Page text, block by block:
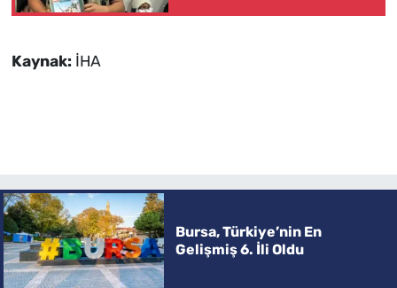
Kaynak: İHA
Bursa, Türkiye’nin En
Gelişmiş 6. İli Oldu